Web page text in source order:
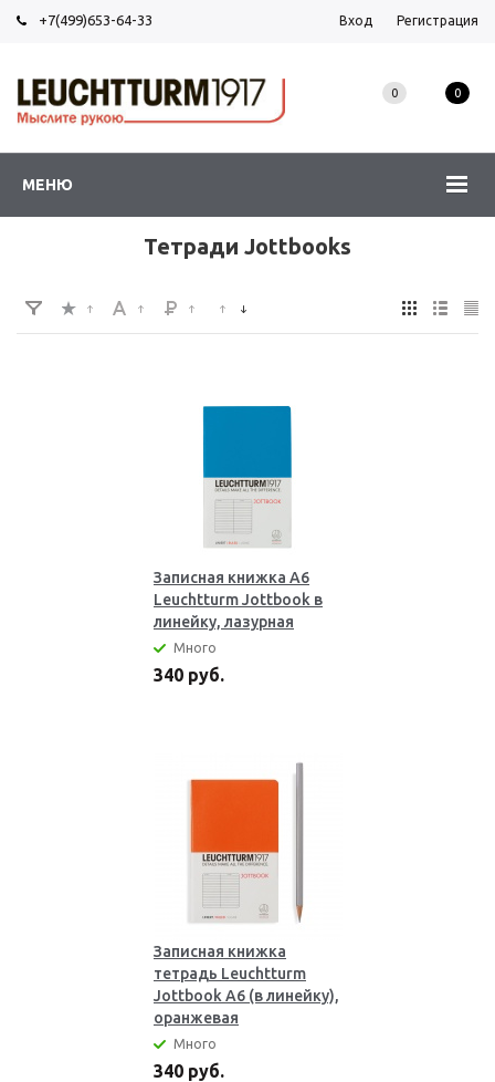
+7(499)653-64-33 Вход Регистрация
МЕНЮ
0 0
Тетради Jottbooks
Записная книжка А6
Leuchtturm Jottbook в
линейку, лазурная
Много
340 руб.
Записная книжка
тетрадь Leuchtturm
Jottbook А6 (в линейку),
оранжевая
Много
340 руб.